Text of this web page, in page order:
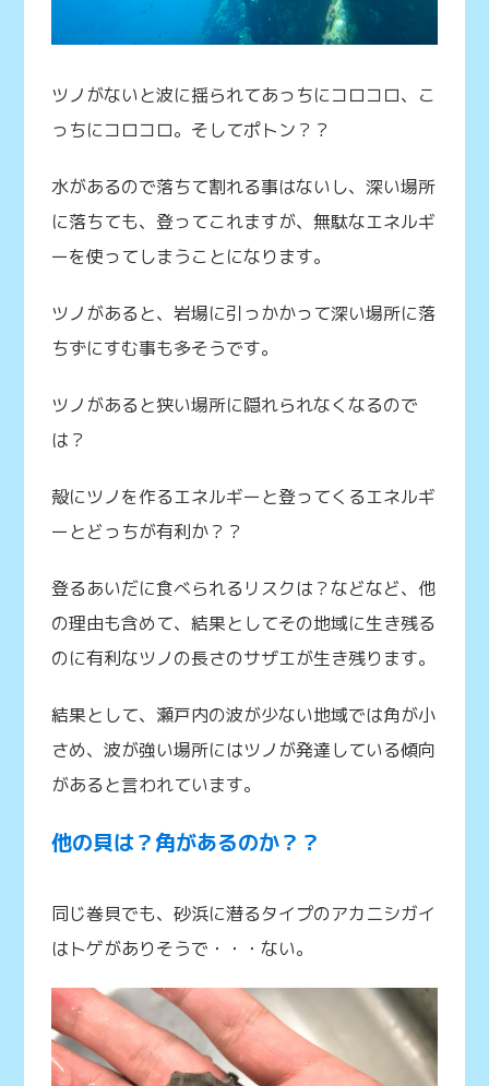
ツノがないと波に揺られてあっちにコロコロ、こ
っちにコロコロ。そしてポトン？？
水があるので落ちて割れる事はないし、深い場所
に落ちても、登ってこれますが、無駄なエネルギ
ーを使ってしまうことになります。
ツノがあると、岩場に引っかかって深い場所に落
ちずにすむ事も多そうです。
ツノがあると狭い場所に隠れられなくなるので
は？
殻にツノを作るエネルギーと登ってくるエネルギ
ーとどっちが有利か？？
登るあいだに食べられるリスクは？などなど、他
の理由も含めて、結果としてその地域に生き残る
のに有利なツノの長さのサザエが生き残ります。
結果として、瀬戸内の波が少ない地域では角が小
さめ、波が強い場所にはツノが発達している傾向
があると言われています。
他の貝は？角があるのか？？
同じ巻貝でも、砂浜に潜るタイプのアカニシガイ
はトゲがありそうで・・・ない。